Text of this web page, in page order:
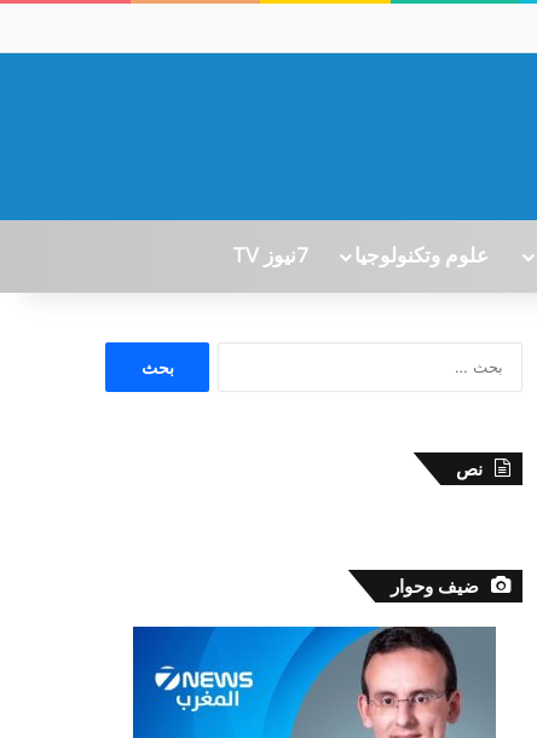
علوم وتكنولوجيا 7نيوز TV
نص
ضيف وحوار